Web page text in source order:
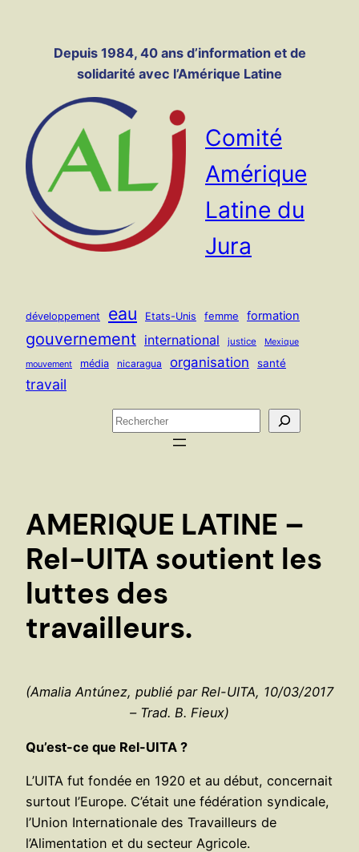
contenuDepuis 1984, 40 ans d’information et de
solidarité avec l’Amérique Latine
Comité
Amérique
Latine du
Jura
développement eau Etats-Unis femme formation
gouvernement international justice Mexique
mouvement média nicaragua organisation santé
travail
R
AMERIQUE LATINE –
Rel-UITA soutient les
luttes des
travailleurs.
(Amalia Antúnez, publié par Rel-UITA, 10/03/2017
– Trad. B. Fieux)
Qu’est-ce que Rel-UITA ?
L’UITA fut fondée en 1920 et au début, concernait
surtout l’Europe. C’était une fédération syndicale,
l’Union Internationale des Travailleurs de
l’Alimentation et du secteur Agricole.